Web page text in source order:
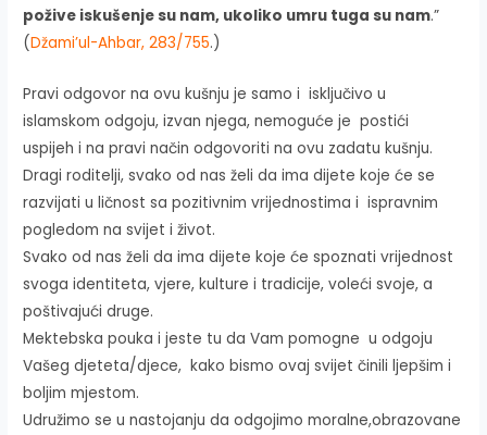
požive iskušenje su nam, ukoliko umru tuga su nam.”
(Džami’ul-Ahbar, 283/755.)
Pravi odgovor na ovu kušnju je samo i isključivo u
islamskom odgoju, izvan njega, nemoguće je postići
uspijeh i na pravi način odgovoriti na ovu zadatu kušnju.
Dragi roditelji, svako od nas želi da ima dijete koje će se
razvijati u ličnost sa pozitivnim vrijednostima i ispravnim
pogledom na svijet i život.
Svako od nas želi da ima dijete koje će spoznati vrijednost
svoga identiteta, vjere, kulture i tradicije, voleći svoje, a
poštivajući druge.
Mektebska pouka i jeste tu da Vam pomogne u odgoju
Vašeg djeteta/djece, kako bismo ovaj svijet činili ljepšim i
boljim mjestom.
Udružimo se u nastojanju da odgojimo moralne,obrazovane